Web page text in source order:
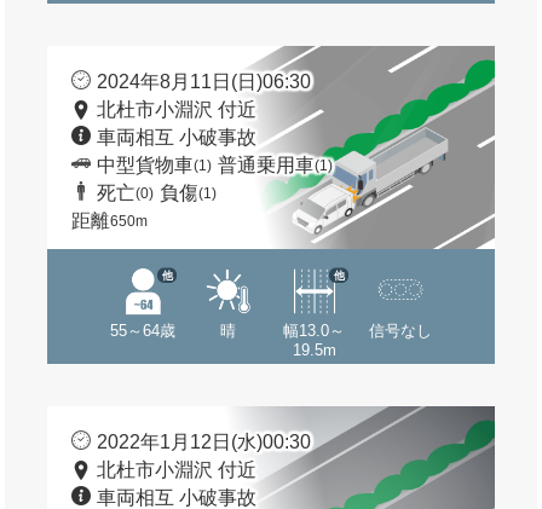
2024年8月11日(日)06:30
北杜市小淵沢 付近
車両相互 小破事故
中型貨物車(1) 普通乗用車(1)
死亡(0) 負傷(1)
距離650m
55～64歳
他
晴
幅13.0～
19.5m
他
信号なし
2022年1月12日(水)00:30
北杜市小淵沢 付近
車両相互 小破事故